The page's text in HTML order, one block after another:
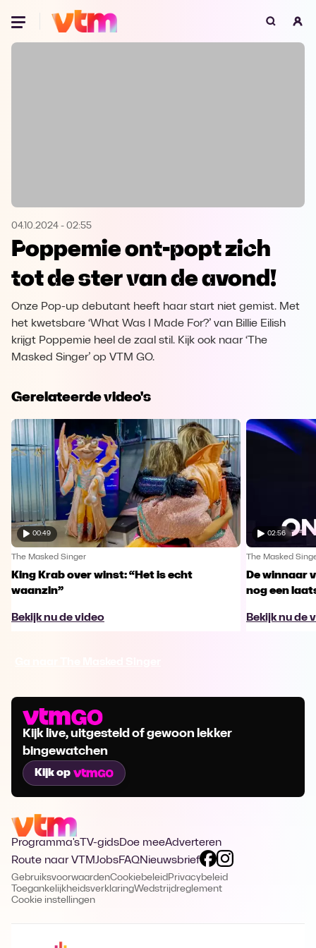
Oeps, browser niet ondersteund
Microsoft Edge Download
Opera Download
04.10.2024 - 02:55
Poppemie ont-popt zich
tot de ster van de avond!
Onze Pop-up debutant heeft haar start niet gemist. Met
het kwetsbare ‘What Was I Made For?’ van Billie Eilish
krijgt Poppemie heel de zaal stil. Kijk ook naar ‘The
Masked Singer’ op VTM GO.
Gerelateerde video's
00:49
The Masked Singer
King Krab over winst: “Het is echt
waanzin”
Bekijk nu de video
02:56
The Masked
De winnaar
nog een
Bekijk nu de
Kijk live, uitgesteld of gewoon lekker
bingewatchen
Kijk op
Programma's TV-gidsDoe meeAdverteren
Route naar VTMJobsFAQNieuwsbrief
GebruiksvoorwaardenCookiebeleid Privacybeleid
ToegankelijkheidsverklaringWedstrijdreglement
Cookie instellingen